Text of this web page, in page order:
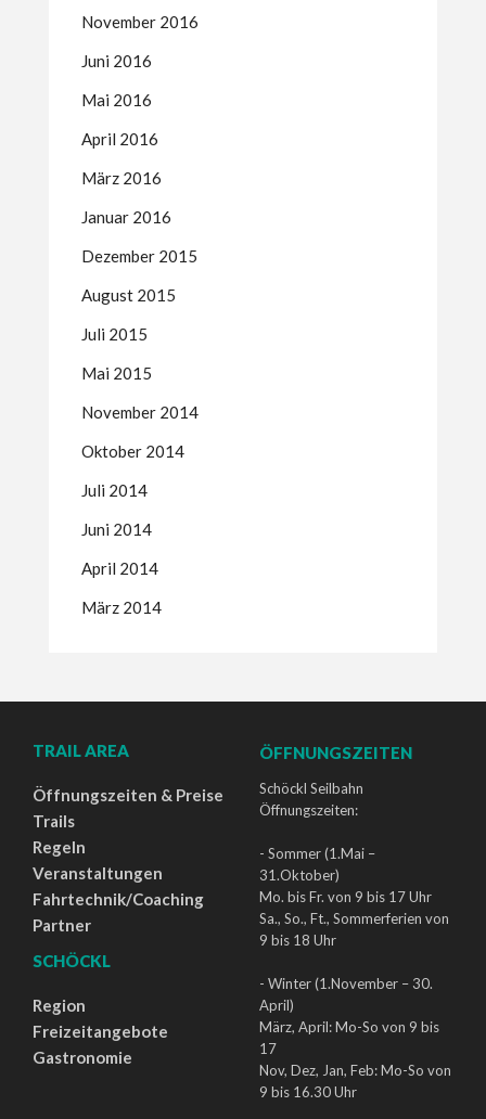
November 2016
Juni 2016
Mai 2016
April 2016
März 2016
Januar 2016
Dezember 2015
August 2015
Juli 2015
Mai 2015
November 2014
Oktober 2014
Juli 2014
Juni 2014
April 2014
März 2014
TRAIL AREA
Öffnungszeiten & Preise
Trails
Regeln
Veranstaltungen
Fahrtechnik/Coaching
Partner
SCHÖCKL
Region
Freizeitangebote
Gastronomie
ÖFFNUNGSZEITEN
Schöckl Seilbahn
Öffnungszeiten:
- Sommer (1.Mai –
31.Oktober)
Mo. bis Fr. von 9 bis 17 Uhr
Sa., So., Ft., Sommerferien von
9 bis 18 Uhr
- Winter (1.November – 30.
April)
März, April: Mo-So von 9 bis
17
Nov, Dez, Jan, Feb: Mo-So von
9 bis 16.30 Uhr